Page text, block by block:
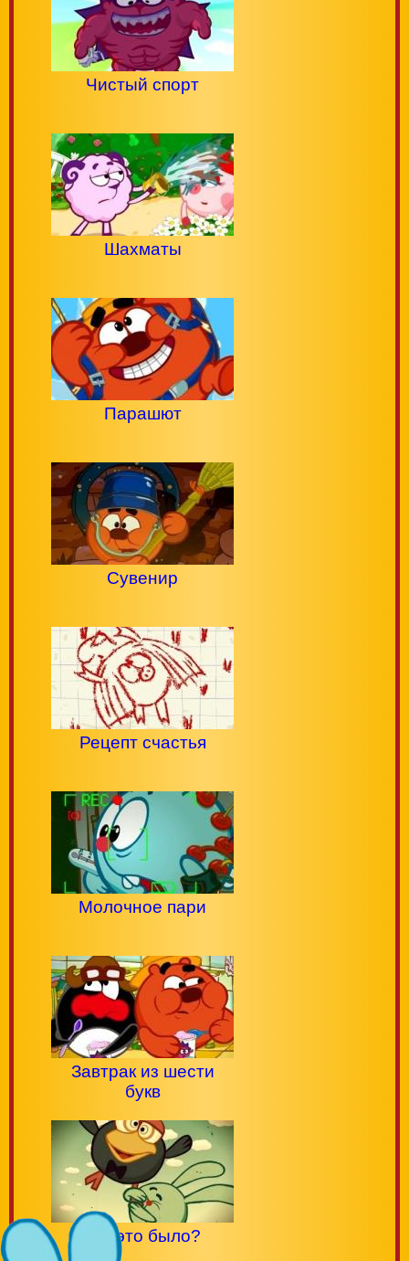
Чистый спорт
Шахматы
Парашют
Сувенир
Рецепт счастья
Молочное пари
Завтрак из шести
букв
Как это было?